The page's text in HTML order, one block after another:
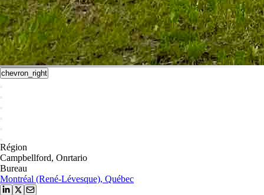
chevron_right
Région
Campbellford, Onrtario
Bureau
Montréal (René-Lévesque), Québec